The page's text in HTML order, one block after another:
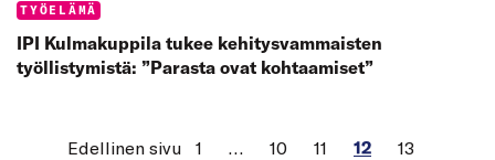
Categories:
TYÖELÄMÄ
IPI Kulmakuppila tukee kehitysvammaisten
työllistymistä: ”Parasta ovat kohtaamiset”
Edellinen sivu 1 … 10 11 12
13